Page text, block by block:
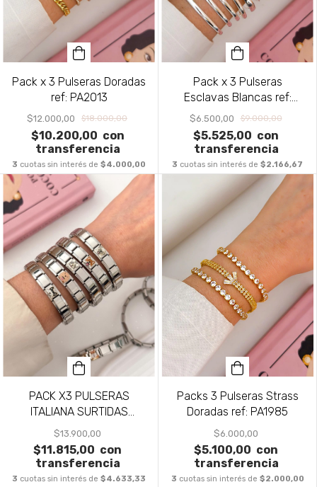
Pack x 3 Pulseras Doradas
ref: PA2013
$12.000,00 $18.000,00
$10.200,00 con
transferencia
3 cuotas sin interés de $4.000,00
Pack x 3 Pulseras
Esclavas Blancas ref:
PA2012
$6.500,00 $9.000,00
$5.525,00 con
transferencia
3 cuotas sin interés de $2.166,67
PACK X3 PULSERAS
ITALIANA SURTIDAS
PA1189
$13.900,00
$11.815,00 con
transferencia
3 cuotas sin interés de $4.633,33
Packs 3 Pulseras Strass
Doradas ref: PA1985
$6.000,00
$5.100,00 con
transferencia
3 cuotas sin interés de $2.000,00